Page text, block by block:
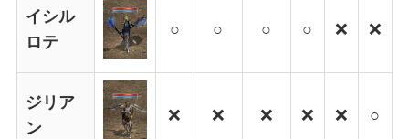
イシル
ロテ
○ ○ ○ ○ ❌ ❌
ジリア
ン
❌ ❌ ❌ ❌ ❌ ○